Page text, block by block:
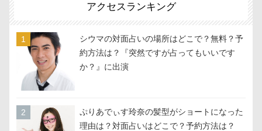
アクセスランキング
シウマの対面占いの場所はどこで？無料？予
約方法は？『突然ですが占ってもいいです
か？』に出演
ぷりあでぃす玲奈の髪型がショートになった
理由は？対面占いはどこで？予約方法は？